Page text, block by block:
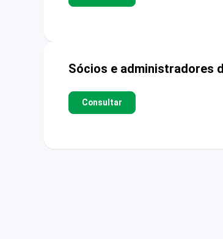
Sócios e administradores
Consultar